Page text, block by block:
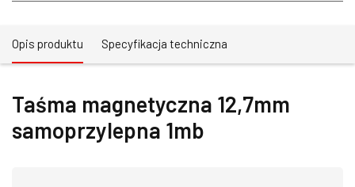
Opis produktu Specyfikacja techniczna
Taśma magnetyczna 12,7mm
samoprzylepna 1mb